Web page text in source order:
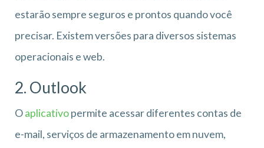
estarão sempre seguros e prontos quando você
precisar. Existem versões para diversos sistemas
operacionais e web.
2. Outlook
Oaplicativopermite acessar diferentes contas de
e-mail, serviços de armazenamento em nuvem,